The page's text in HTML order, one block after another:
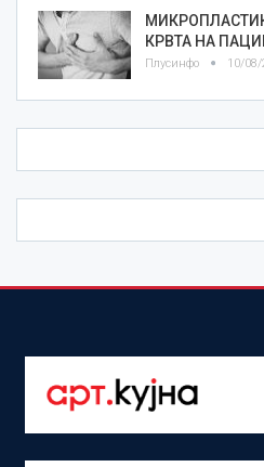
КРВТА НА
Плусинфо 10/08/